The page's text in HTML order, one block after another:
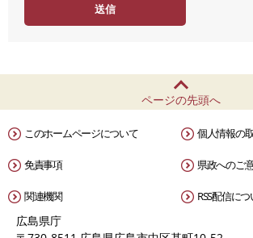
ページの先頭へ
このホームページについて 個人情報の
免責事項 県政へのご
関連機関 RSS配信に
広島県庁